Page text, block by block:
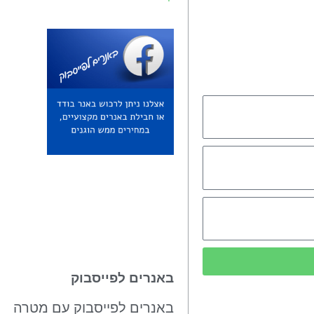
באנרים לפייסבוק
באנרים לפייסבוק עם מטרה